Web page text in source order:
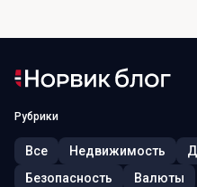
Рубрики
Все Недвижимость
Безопасность
Валюты